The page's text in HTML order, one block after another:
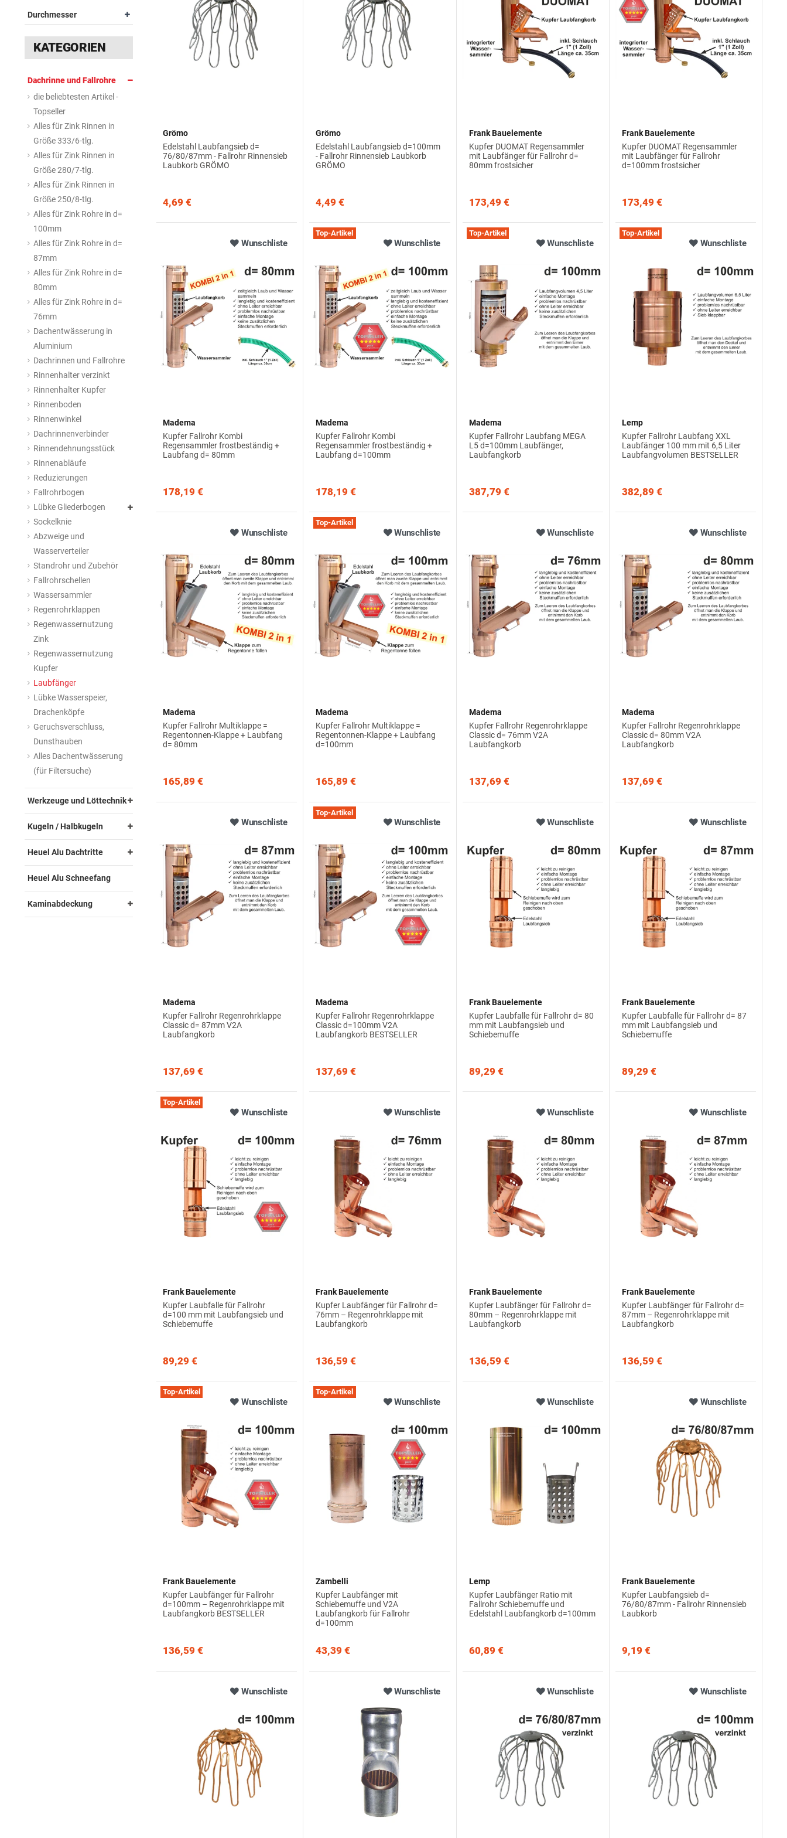
Durchmesser
KATEGORIEN
Dachrinne und Fallrohre
die beliebtesten Artikel -
Topseller
Alles für Zink Rinnen in
Größe 333/6-tlg.
Alles für Zink Rinnen in
Größe 280/7-tlg.
Alles für Zink Rinnen in
Größe 250/8-tlg.
Alles für Zink Rohre in d=
100mm
Alles für Zink Rohre in d=
87mm
Alles für Zink Rohre in d=
80mm
Alles für Zink Rohre in d=
76mm
Dachentwässerung in
Aluminium
Dachrinnen und Fallrohre
Rinnenhalter verzinkt
Rinnenhalter Kupfer
Rinnenboden
Rinnenwinkel
Dachrinnenverbinder
Rinnendehnungsstück
Rinnenabläufe
Reduzierungen
Fallrohrbogen
Lübke Gliederbogen
Sockelknie
Abzweige und
Wasserverteiler
Standrohr und Zubehör
Fallrohrschellen
Wassersammler
Regenrohrklappen
Regenwassernutzung
Zink
Regenwassernutzung
Kupfer
Laubfänger
Lübke Wasserspeier,
Drachenköpfe
Geruchsverschluss,
Dunsthauben
Alles Dachentwässerung
(für Filtersuche)
Werkzeuge und Löttechnik
Kugeln / Halbkugeln
Heuel Alu Dachtritte
Heuel Alu Schneefang
Kaminabdeckung
Grömo
Edelstahl Laubfangsieb d=
76/80/87mm - Fallrohr Rinnensieb
Laubkorb GRÖMO
4,69 €
Grömo
Edelstahl Laubfangsieb d=100mm
- Fallrohr Rinnensieb Laubkorb
GRÖMO
4,49 €
Frank Bauelemente
Kupfer DUOMAT Regensammler
mit Laubfänger für Fallrohr d=
80mm frostsicher
173,49 €
Frank Bauelemente
Kupfer DUOMAT Regensammler
mit Laubfänger für Fallrohr
d=100mm frostsicher
173,49 €
Wunschliste
Madema
Kupfer Fallrohr Kombi
Regensammler frostbeständig +
Laubfang d= 80mm
178,19 €
Wunschliste
Top-Artikel
Madema
Kupfer Fallrohr Kombi
Regensammler frostbeständig +
Laubfang d=100mm
178,19 €
Wunschliste
Top-Artikel
Madema
Kupfer Fallrohr Laubfang MEGA
L5 d=100mm Laubfänger,
Laubfangkorb
387,79 €
Wunschliste
Top-Artikel
Lemp
Kupfer Fallrohr Laubfang XXL
Laubfänger 100 mm mit 6,5 Liter
Laubfangvolumen BESTSELLER
382,89 €
Wunschliste
Madema
Kupfer Fallrohr Multiklappe =
Regentonnen-Klappe + Laubfang
d= 80mm
165,89 €
Wunschliste
Top-Artikel
Madema
Kupfer Fallrohr Multiklappe =
Regentonnen-Klappe + Laubfang
d=100mm
165,89 €
Wunschliste
Madema
Kupfer Fallrohr Regenrohrklappe
Classic d= 76mm V2A
Laubfangkorb
137,69 €
Wunschliste
Madema
Kupfer Fallrohr Regenrohrklappe
Classic d= 80mm V2A
Laubfangkorb
137,69 €
Wunschliste
Madema
Kupfer Fallrohr Regenrohrklappe
Classic d= 87mm V2A
Laubfangkorb
137,69 €
Wunschliste
Top-Artikel
Madema
Kupfer Fallrohr Regenrohrklappe
Classic d=100mm V2A
Laubfangkorb BESTSELLER
137,69 €
Wunschliste
Frank Bauelemente
Kupfer Laubfalle für Fallrohr d= 80
mm mit Laubfangsieb und
Schiebemuffe
89,29 €
Wunschliste
Frank Bauelemente
Kupfer Laubfalle für Fallrohr d= 87
mm mit Laubfangsieb und
Schiebemuffe
89,29 €
Wunschliste
Top-Artikel
Frank Bauelemente
Kupfer Laubfalle für Fallrohr
d=100 mm mit Laubfangsieb und
Schiebemuffe
89,29 €
Wunschliste
Frank Bauelemente
Kupfer Laubfänger für Fallrohr d=
76mm – Regenrohrklappe mit
Laubfangkorb
136,59 €
Wunschliste
Frank Bauelemente
Kupfer Laubfänger für Fallrohr d=
80mm – Regenrohrklappe mit
Laubfangkorb
136,59 €
Wunschliste
Frank Bauelemente
Kupfer Laubfänger für Fallrohr d=
87mm – Regenrohrklappe mit
Laubfangkorb
136,59 €
Wunschliste
Top-Artikel
Frank Bauelemente
Kupfer Laubfänger für Fallrohr
d=100mm – Regenrohrklappe mit
Laubfangkorb BESTSELLER
136,59 €
Wunschliste
Top-Artikel
Zambelli
Kupfer Laubfänger mit
Schiebemuffe und V2A
Laubfangkorb für Fallrohr
d=100mm
43,39 €
Wunschliste
Lemp
Kupfer Laubfänger Ratio mit
Fallrohr Schiebemuffe und
Edelstahl Laubfangkorb d=100mm
60,89 €
Wunschliste
Frank Bauelemente
Kupfer Laubfangsieb d=
76/80/87mm - Fallrohr Rinnensieb
Laubkorb
9,19 €
Wunschliste Wunschliste Wunschliste Wunschliste